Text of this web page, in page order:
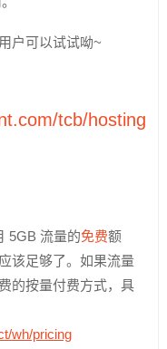
户可以试试呦~
tcb/hosting
5GB 流量的免费额
该足够了。如果流量
的按量付费方式，具
wh/pricing